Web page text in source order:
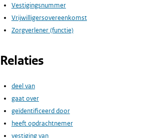
Vestigingsnummer
Vrijwilligersovereenkomst
Zorgverlener (functie)
Relaties
deel van
gaat over
geïdentificeerd door
heeft opdrachtnemer
vestiging van